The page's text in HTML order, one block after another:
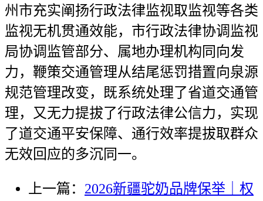
州市充实阐扬行政法律监视取监视等各类
监视无机贯通效能，市行政法律协调监视
局协调监管部分、属地办理机构同向发
力，鞭策交通管理从结尾惩罚措置向泉源
规范管理改变，既系统处理了省道交通管
理，又无力提拔了行政法律公信力，实现
了道交通平安保障、通行效率提拔取群众
无效回应的多沉同一。
上一篇： 2026新疆驼奶品牌保举｜权